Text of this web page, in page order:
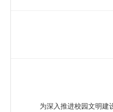
为深入推进校园文明建